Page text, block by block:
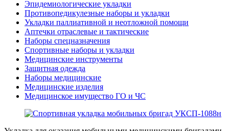
Эпидемиологические укладки
Противопедикулезные наборы и укладки
Укладки паллиативной и неотложной помощи
Аптечки отраслевые и тактические
Наборы спецназначения
Спортивные наборы и укладки
Медицинские инструменты
Защитная одежда
Наборы медицинские
Медицинские изделия
Медицинское имущество ГО и ЧС